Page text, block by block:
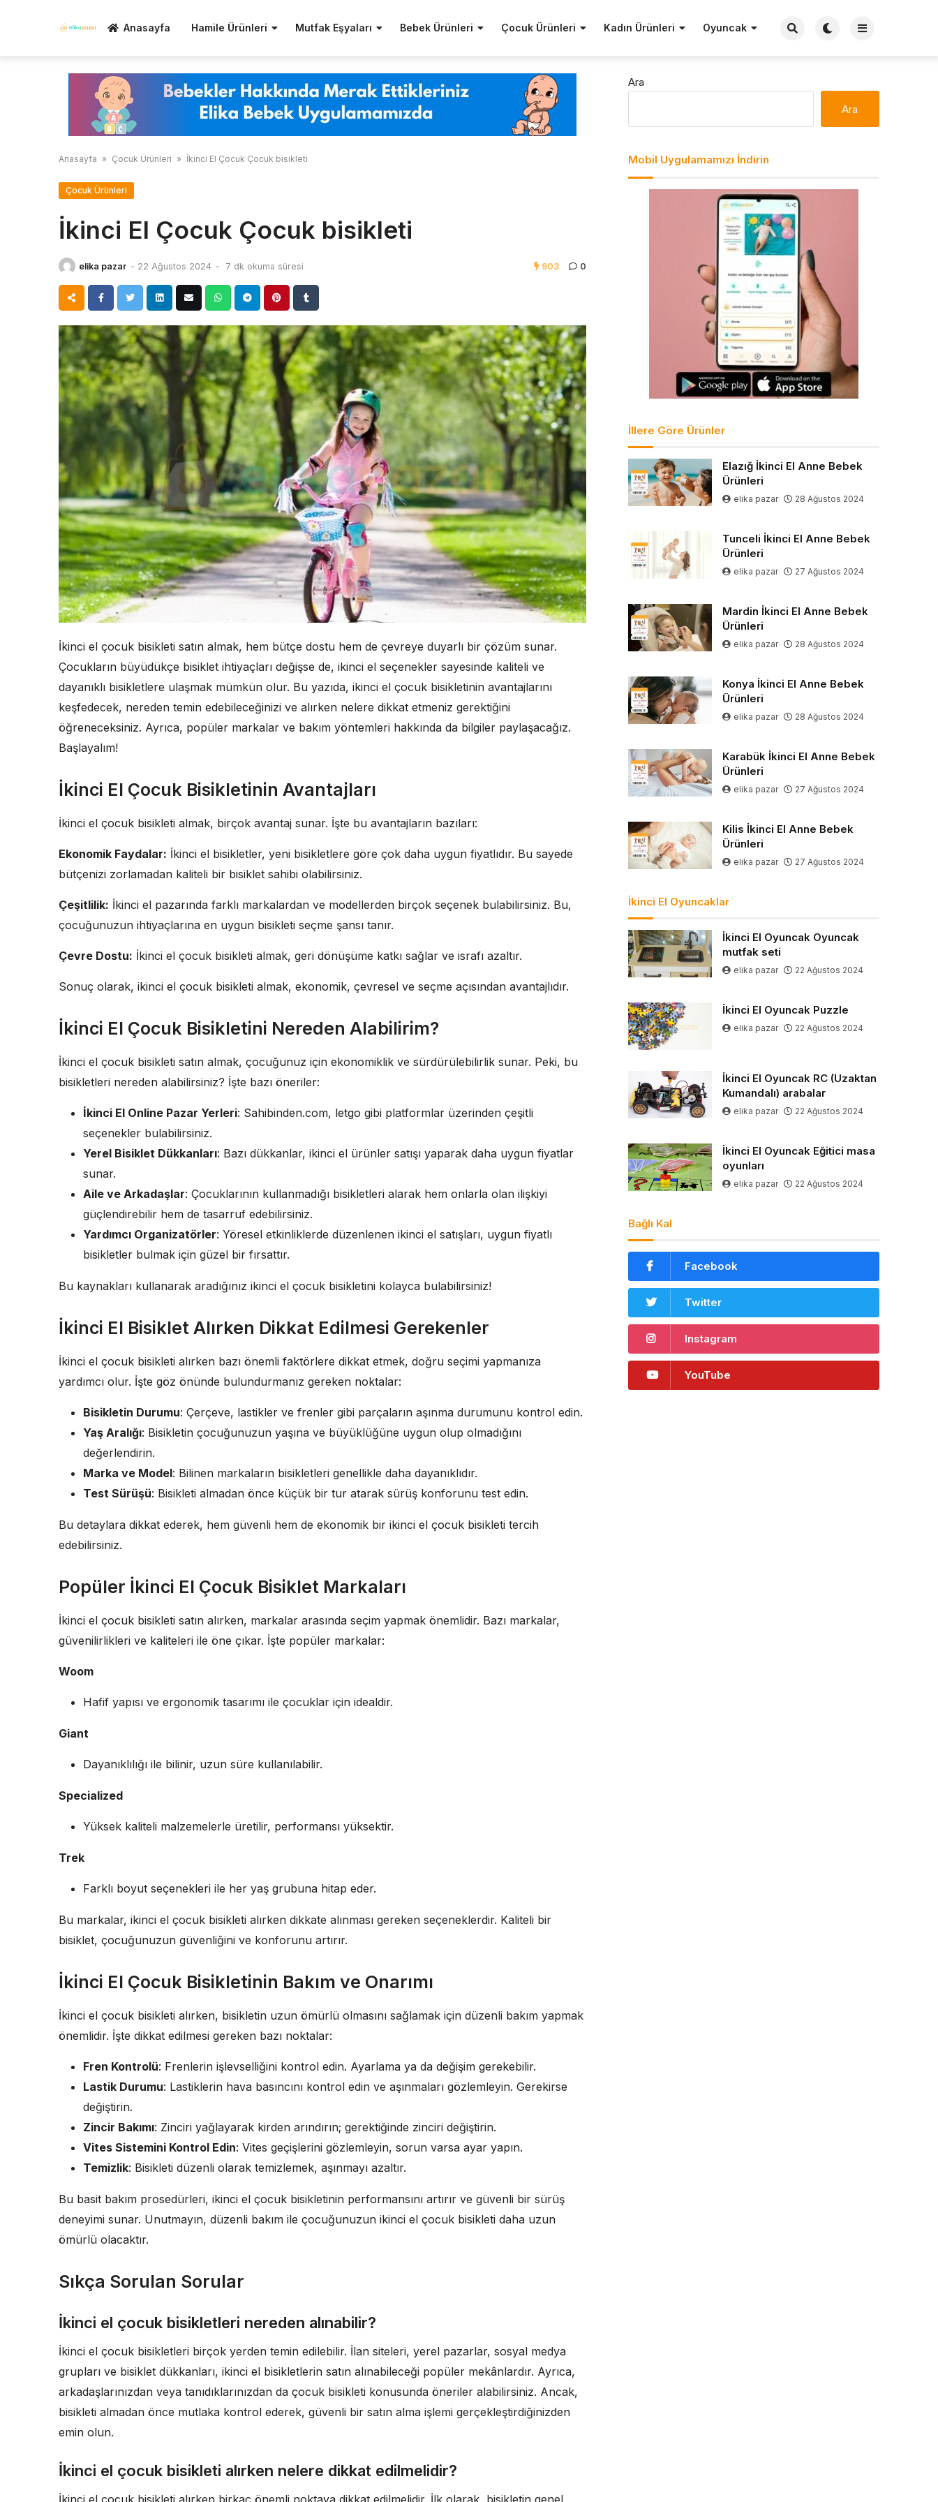
Anasayfa Hamile Ürünleri Mutfak Eşyaları Bebek Ürünleri Çocuk Ürünleri Kadın Ürünleri Oyuncak
Anasayfa » Çocuk Ürünleri » İkinci El Çocuk Çocuk bisikleti
Çocuk Ürünleri
İkinci El Çocuk Çocuk bisikleti
elika pazar - 22 Ağustos 2024 - 7 dk okuma süresi 903 0
İkinci el çocuk bisikleti satın almak, hem bütçe dostu hem de çevreye duyarlı bir çözüm sunar.
Çocukların büyüdükçe bisiklet ihtiyaçları değişse de, ikinci el seçenekler sayesinde kaliteli ve
dayanıklı bisikletlere ulaşmak mümkün olur. Bu yazıda, ikinci el çocuk bisikletinin avantajlarını
keşfedecek, nereden temin edebileceğinizi ve alırken nelere dikkat etmeniz gerektiğini
öğreneceksiniz. Ayrıca, popüler markalar ve bakım yöntemleri hakkında da bilgiler paylaşacağız.
Başlayalım!
İkinci El Çocuk Bisikletinin Avantajları
İkinci el çocuk bisikleti almak, birçok avantaj sunar. İşte bu avantajların bazıları:
Ekonomik Faydalar: İkinci el bisikletler, yeni bisikletlere göre çok daha uygun fiyatlıdır. Bu sayede
bütçenizi zorlamadan kaliteli bir bisiklet sahibi olabilirsiniz.
Çeşitlilik: İkinci el pazarında farklı markalardan ve modellerden birçok seçenek bulabilirsiniz. Bu,
çocuğunuzun ihtiyaçlarına en uygun bisikleti seçme şansı tanır.
Çevre Dostu: İkinci el çocuk bisikleti almak, geri dönüşüme katkı sağlar ve israfı azaltır.
Sonuç olarak, ikinci el çocuk bisikleti almak, ekonomik, çevresel ve seçme açısından avantajlıdır.
İkinci El Çocuk Bisikletini Nereden Alabilirim?
İkinci el çocuk bisikleti satın almak, çocuğunuz için ekonomiklik ve sürdürülebilirlik sunar. Peki, bu
bisikletleri nereden alabilirsiniz? İşte bazı öneriler:
İkinci El Online Pazar Yerleri: Sahibinden.com, letgo gibi platformlar üzerinden çeşitli
seçenekler bulabilirsiniz.
Yerel Bisiklet Dükkanları: Bazı dükkanlar, ikinci el ürünler satışı yaparak daha uygun fiyatlar
sunar.
Aile ve Arkadaşlar: Çocuklarının kullanmadığı bisikletleri alarak hem onlarla olan ilişkiyi
güçlendirebilir hem de tasarruf edebilirsiniz.
Yardımcı Organizatörler: Yöresel etkinliklerde düzenlenen ikinci el satışları, uygun fiyatlı
bisikletler bulmak için güzel bir fırsattır.
Bu kaynakları kullanarak aradığınız ikinci el çocuk bisikletini kolayca bulabilirsiniz!
İkinci El Bisiklet Alırken Dikkat Edilmesi Gerekenler
İkinci el çocuk bisikleti alırken bazı önemli faktörlere dikkat etmek, doğru seçimi yapmanıza
yardımcı olur. İşte göz önünde bulundurmanız gereken noktalar:
Bisikletin Durumu: Çerçeve, lastikler ve frenler gibi parçaların aşınma durumunu kontrol edin.
Yaş Aralığı: Bisikletin çocuğunuzun yaşına ve büyüklüğüne uygun olup olmadığını
değerlendirin.
Marka ve Model: Bilinen markaların bisikletleri genellikle daha dayanıklıdır.
Test Sürüşü: Bisikleti almadan önce küçük bir tur atarak sürüş konforunu test edin.
Bu detaylara dikkat ederek, hem güvenli hem de ekonomik bir ikinci el çocuk bisikleti tercih
edebilirsiniz.
Popüler İkinci El Çocuk Bisiklet Markaları
İkinci el çocuk bisikleti satın alırken, markalar arasında seçim yapmak önemlidir. Bazı markalar,
güvenilirlikleri ve kaliteleri ile öne çıkar. İşte popüler markalar:
Woom
Hafif yapısı ve ergonomik tasarımı ile çocuklar için idealdir.
Giant
Dayanıklılığı ile bilinir, uzun süre kullanılabilir.
Specialized
Yüksek kaliteli malzemelerle üretilir, performansı yüksektir.
Trek
Farklı boyut seçenekleri ile her yaş grubuna hitap eder.
Bu markalar, ikinci el çocuk bisikleti alırken dikkate alınması gereken seçeneklerdir. Kaliteli bir
bisiklet, çocuğunuzun güvenliğini ve konforunu artırır.
İkinci El Çocuk Bisikletinin Bakım ve Onarımı
İkinci el çocuk bisikleti alırken, bisikletin uzun ömürlü olmasını sağlamak için düzenli bakım yapmak
önemlidir. İşte dikkat edilmesi gereken bazı noktalar:
Fren Kontrolü: Frenlerin işlevselliğini kontrol edin. Ayarlama ya da değişim gerekebilir.
Lastik Durumu: Lastiklerin hava basıncını kontrol edin ve aşınmaları gözlemleyin. Gerekirse
değiştirin.
Zincir Bakımı: Zinciri yağlayarak kirden arındırın; gerektiğinde zinciri değiştirin.
Vites Sistemini Kontrol Edin: Vites geçişlerini gözlemleyin, sorun varsa ayar yapın.
Temizlik: Bisikleti düzenli olarak temizlemek, aşınmayı azaltır.
Bu basit bakım prosedürleri, ikinci el çocuk bisikletinin performansını artırır ve güvenli bir sürüş
deneyimi sunar. Unutmayın, düzenli bakım ile çocuğunuzun ikinci el çocuk bisikleti daha uzun
ömürlü olacaktır.
Sıkça Sorulan Sorular
İkinci el çocuk bisikletleri nereden alınabilir?
İkinci el çocuk bisikletleri birçok yerden temin edilebilir. İlan siteleri, yerel pazarlar, sosyal medya
grupları ve bisiklet dükkanları, ikinci el bisikletlerin satın alınabileceği popüler mekânlardır. Ayrıca,
arkadaşlarınızdan veya tanıdıklarınızdan da çocuk bisikleti konusunda öneriler alabilirsiniz. Ancak,
bisikleti almadan önce mutlaka kontrol ederek, güvenli bir satın alma işlemi gerçekleştirdiğinizden
emin olun.
İkinci el çocuk bisikleti alırken nelere dikkat edilmelidir?
Ara
Ara
Mobil Uygulamamızı İndirin
İllere Göre Ürünler
Elazığ İkinci El Anne Bebek
Ürünleri
elika pazar 28 Ağustos 2024
Tunceli İkinci El Anne Bebek
Ürünleri
elika pazar 27 Ağustos 2024
Mardin İkinci El Anne Bebek
Ürünleri
elika pazar 28 Ağustos 2024
Konya İkinci El Anne Bebek
Ürünleri
elika pazar 28 Ağustos 2024
Karabük İkinci El Anne Bebek
Ürünleri
elika pazar 27 Ağustos 2024
Kilis İkinci El Anne Bebek
Ürünleri
elika pazar 27 Ağustos 2024
İkinci El Oyuncaklar
İkinci El Oyuncak Oyuncak
mutfak seti
elika pazar 22 Ağustos 2024
İkinci El Oyuncak Puzzle
elika pazar 22 Ağustos 2024
İkinci El Oyuncak RC (Uzaktan
Kumandalı) arabalar
elika pazar 22 Ağustos 2024
İkinci El Oyuncak Eğitici masa
oyunları
elika pazar 22 Ağustos 2024
Bağlı Kal
Facebook
Twitter
Instagram
YouTube